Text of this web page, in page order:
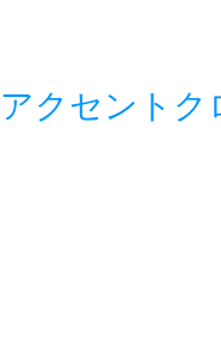
クセントク